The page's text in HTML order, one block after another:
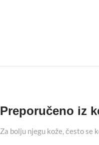
Preporučeno iz
Za bolju njegu kože, često se